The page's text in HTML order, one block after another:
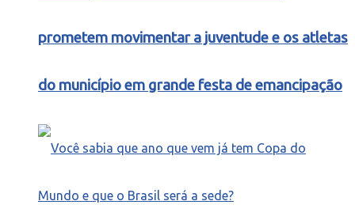
prometem movimentar a juventude e os atletas
do município em grande festa de emancipação